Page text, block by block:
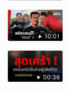
10:01
00:36